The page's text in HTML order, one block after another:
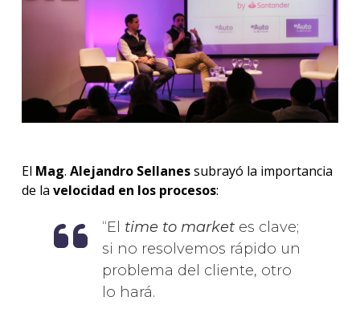
El Mag. Alejandro Sellanessubrayó la importancia
de la velocidad en los procesos:
El time to marketes clave;
si no resolvemos rápido un
problema del cliente, otro
lo hará.